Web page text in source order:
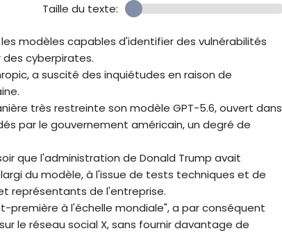
Taille du texte:
modèles capables d'identifier des vulnérabilités
cyberpirates.
a suscité des inquiétudes en raison de
très restreinte son modèle GPT-5.6, ouvert dans
par le gouvernement américain, un degré de
que l'administration de Donald Trump avait
du modèle, à l'issue de tests techniques et de
représentants de l'entreprise.
à l'échelle mondiale", a par conséquent
le réseau social X, sans fournir davantage de